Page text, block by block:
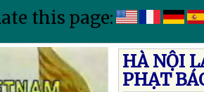
this page:
HÀ NỘI
PHẠT